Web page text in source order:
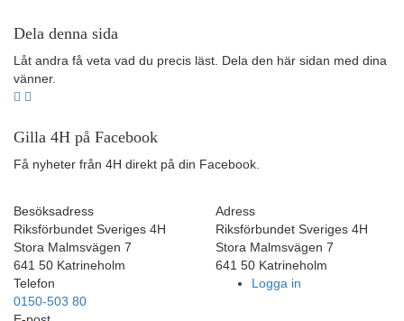
Dela denna sida
Låt andra få veta vad du precis läst. Dela den här sidan med dina
vänner.
Gilla 4H på Facebook
Få nyheter från 4H direkt på din Facebook.
Besöksadress
Riksförbundet Sveriges 4H
Stora Malmsvägen 7
641 50 Katrineholm
Adress
Riksförbundet Sveriges 4H
Stora Malmsvägen 7
641 50 Katrineholm
Telefon
0150-503 80
Logga in